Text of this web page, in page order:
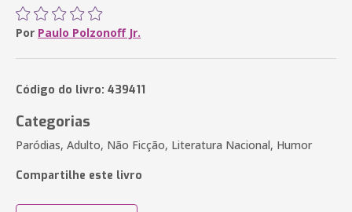
Por Paulo Polzonoff Jr.
Código do livro: 439411
Categorias
Paródias, Adulto, Não Ficção, Literatura Nacional, Humor
Compartilhe este livro